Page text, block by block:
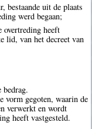
bestaande uit de plaats
werd begaan;
overtreding heeft
lid, van het decreet van
vorm gegoten, waarin de
verwerkt en wordt
heeft vastgesteld.